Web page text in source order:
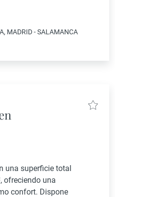
MADRID - SALAMANCA
una superficie total
ofreciendo una
confort. Dispone